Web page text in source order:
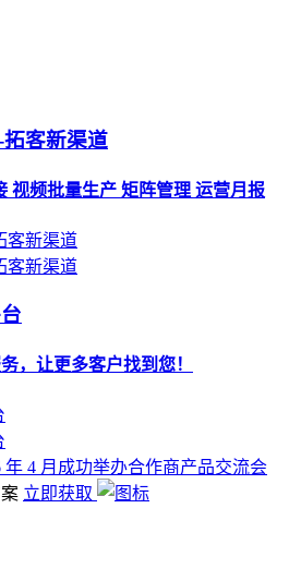
客新渠道
视频批量生产 矩阵管理 运营月报
，让更多客户找到您！
年 4 月成功举办合作商产品交流会
立即获取